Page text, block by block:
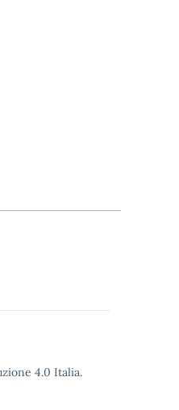
4.0 Italia.